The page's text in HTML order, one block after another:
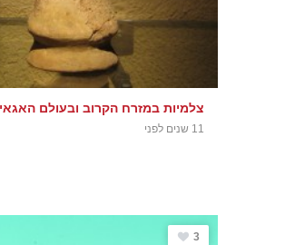
צלמיות במזרח הקרוב ובעולם
11 שנים לפני
3